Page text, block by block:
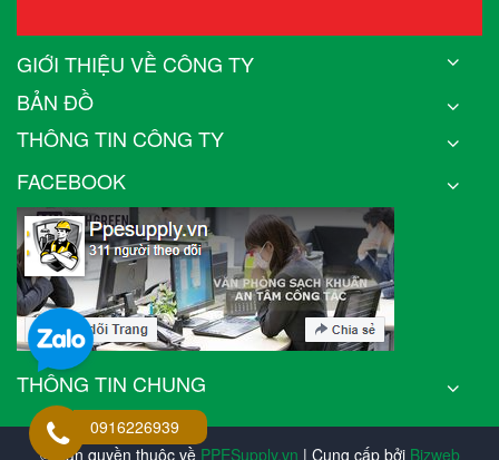
GIỚI THIỆU VỀ CÔNG TY
BẢN ĐỒ
THÔNG TIN CÔNG TY
FACEBOOK
THÔNG TIN CHUNG
© Bản quyền thuộc về PPESupply.vn | Cung cấp bởi Bizweb
0916226939